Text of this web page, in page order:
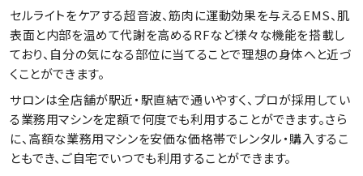
セルライトをケアする超音波、筋肉に運動効果を与えるEMS、肌
表面と内部を温めて代謝を高めるRFなど様々な機能を搭載し
ており、自分の気になる部位に当てることで理想の身体へと近づ
くことができます。
サロンは全店舗が駅近・駅直結で通いやすく、プロが採用してい
る業務用マシンを定額で何度でも利用することができます。さら
に、高額な業務用マシンを安価な価格帯でレンタル・購入するこ
ともでき、ご自宅でいつでも利用することができます。